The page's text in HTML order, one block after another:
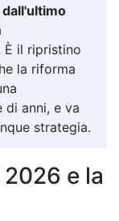
dall'ultimo
È il ripristino
la riforma
di anni, e va
strategia.
e la